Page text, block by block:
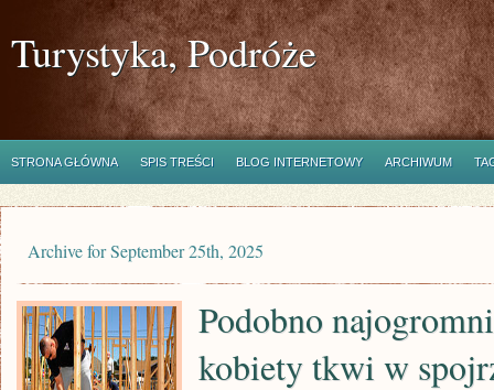
Turystyka, Podróże
STRONA GŁÓWNA SPIS TREŚCI BLOG INTERNETOWY ARCHIWUM
Archive for September 25th, 2025
Podobno
kobiety tkwi w